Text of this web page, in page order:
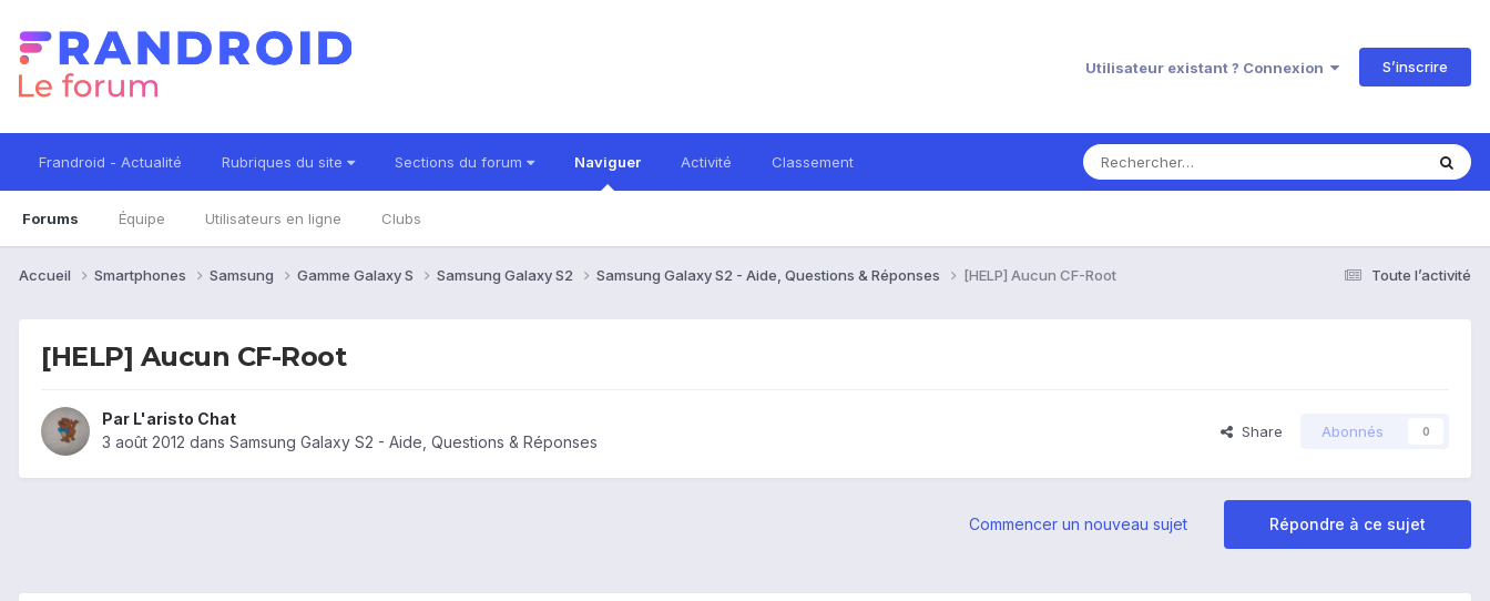
Utilisateur existant ? Connexion S’inscrire
Frandroid - Actualité Rubriques du site Sections du forum Naviguer
Forums Équipe Utilisateurs en ligne Clubs
Activité Classement
Toute l’activité
Accueil Smartphones Samsung Gamme Galaxy S Samsung Galaxy S2 Samsung Galaxy S2 - Aide, Questions & Réponses [HELP] Aucun CF-Root
[HELP] Aucun CF-Root
Par L'aristo Chat
3 août 2012 dans Samsung Galaxy S2 - Aide, Questions & Réponses
Share Abonnés 0
Répondre à ce sujet
Commencer un nouveau sujet